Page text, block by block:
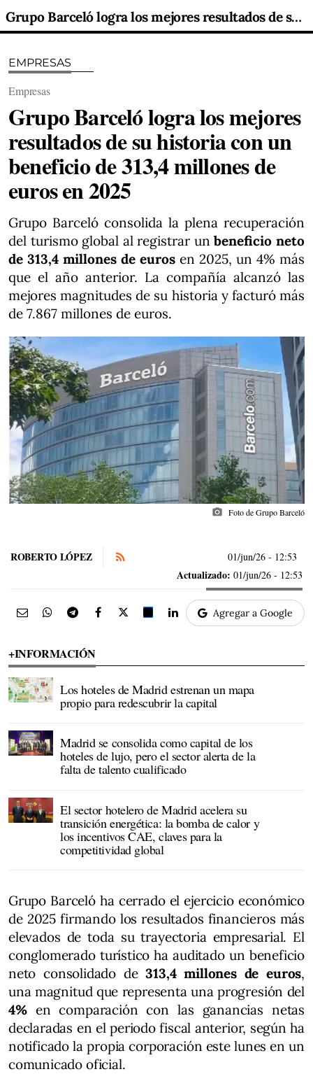
Grupo Barceló logra los mejores resultados de su historia con un beneficio de 313,4 millones de euros en 2025
EMPRESAS
Empresas
Grupo Barceló logra los mejores
resultados de su historia con un
beneficio de 313,4 millones de
euros en 2025
Grupo Barceló consolida la plena recuperación
del turismo global al registrar un beneficio neto
de 313,4 millones de euros en 2025, un 4% más
que el año anterior. La compañía alcanzó las
mejores magnitudes de su historia y facturó más
de 7.867 millones de euros.
photo_camera Foto de Grupo Barceló
ROBERTO LÓPEZ 01/jun/26 - 12:53
Actualizado: 01/jun/26 - 12:53
Agregar a Google
+INFORMACIÓN
Los hoteles de Madrid estrenan un mapa
propio para redescubrir la capital
Madrid se consolida como capital de los
hoteles de lujo, pero el sector alerta de la
falta de talento cualificado
El sector hotelero de Madrid acelera su
transición energética: la bomba de calor y
los incentivos CAE, claves para la
competitividad global
Grupo Barceló ha cerrado el ejercicio económico
de 2025 firmando los resultados financieros más
elevados de toda su trayectoria empresarial. El
conglomerado turístico ha auditado un beneficio
neto consolidado de313,4 millones de euros,
una magnitud que representa una progresión del
4%en comparación con las ganancias netas
declaradas en el periodo fiscal anterior, según ha
notificado la propia corporación este lunes en un
comunicado oficial.